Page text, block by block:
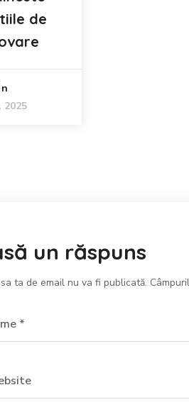
de
2025
un răspuns
ta de email nu va fi publicată.